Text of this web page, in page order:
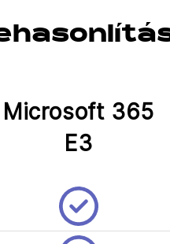
Microsoft 365
E3